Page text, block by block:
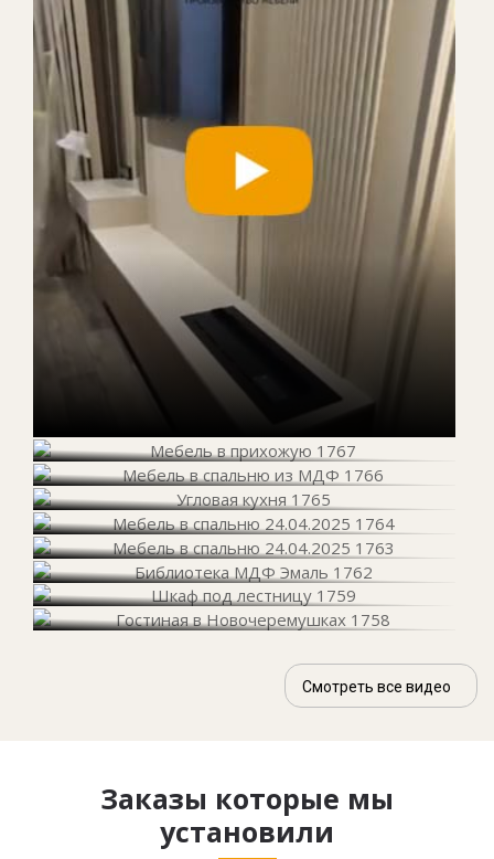
Смотреть все видео
Заказы которые мы
установили